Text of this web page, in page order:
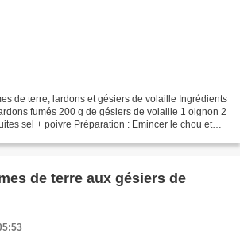
de terre, lardons et gésiers de volaille Ingrédients
fumés 200 g de gésiers de volaille 1 oignon 2
sel + poivre Préparation : Emincer le chou et
de terre aux gésiers de